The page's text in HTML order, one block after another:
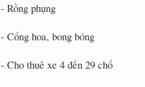
- Rồng phụng
- Cổng hoa, bong bóng
- Cho thuê xe 4 đến 29 chổ